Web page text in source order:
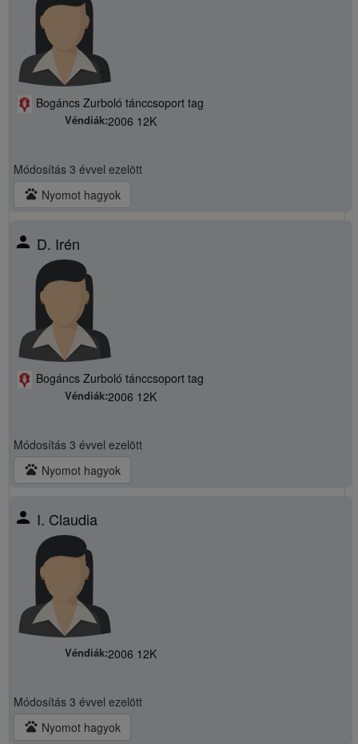
Bogáncs Zurboló tánccsoport tag
Véndiák:2006 12K
Módosítás 3 évvel ezelött
pets Nyomot hagyok
person D. Irén
Bogáncs Zurboló tánccsoport tag
Véndiák:2006 12K
Módosítás 3 évvel ezelött
pets Nyomot hagyok
person I. Claudia
Véndiák:2006 12K
Módosítás 3 évvel ezelött
pets Nyomot hagyok